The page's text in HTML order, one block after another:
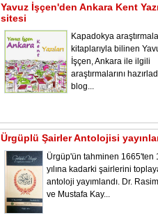
Yavuz İşçen'den Ankara Kent
sitesi
Kapadokya
kitaplarıyla bilinen
İşçen, Ankara ile ilgili
araştırmalarını
blog...
Ürgüplü Şairler Antolojisi
Ürgüp'ün tahminen 1665'ten
yılına kadarki şairlerini
antoloji yayımlandı. Dr.
ve Mustafa Kay...